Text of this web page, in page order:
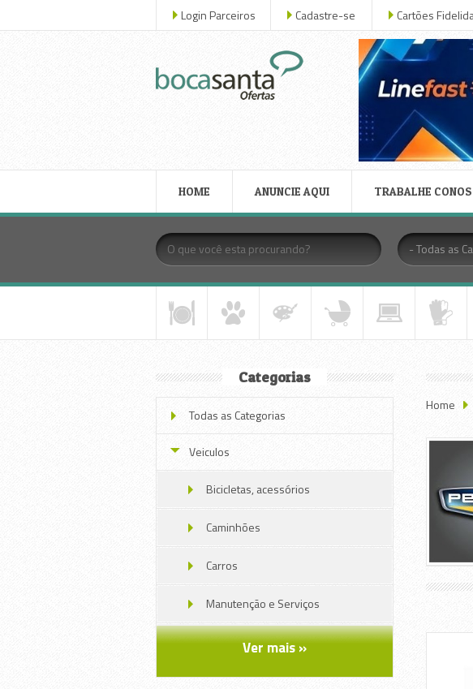
Login Parceiros Cadastre-se Cartões
HOME ANUNCIE AQUI TRABALHE
- Todas as
Home
Categorias
Todas as Categorias
Veiculos
Bicicletas, acessórios
Caminhões
Carros
Manutenção e Serviços
Motos
Náutica
Ver mais »